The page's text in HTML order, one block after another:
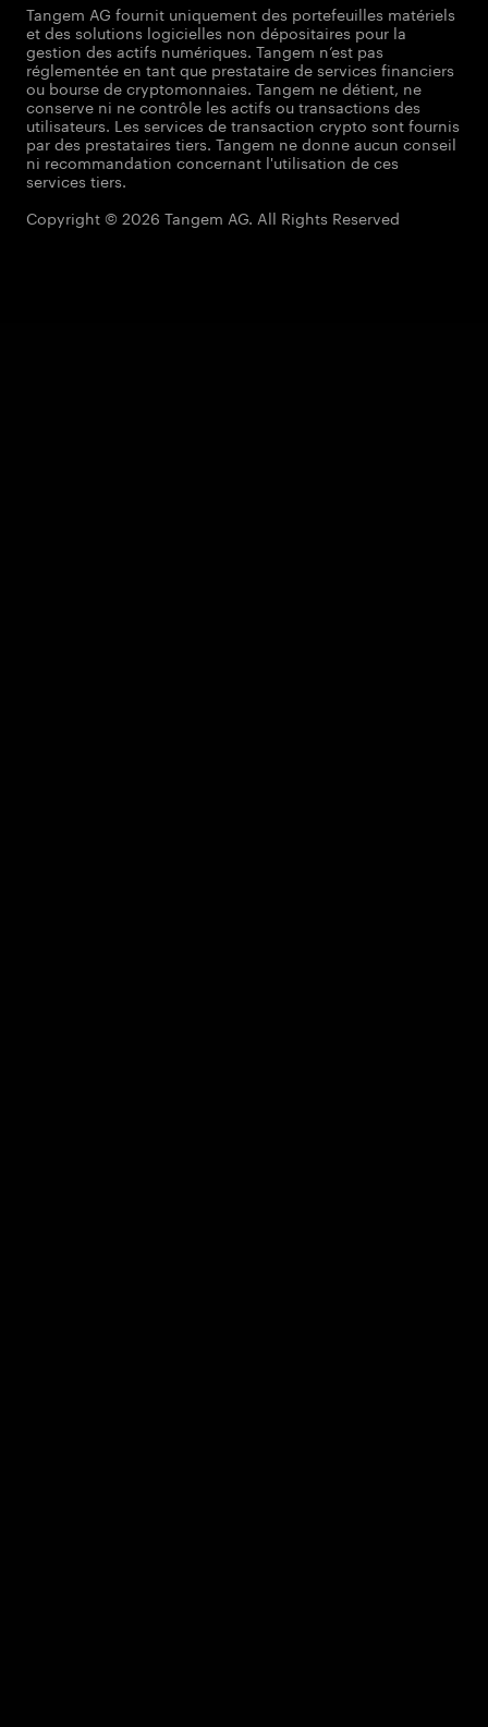
Tangem AG fournit uniquement des portefeuilles matériels
et des solutions logicielles non dépositaires pour la
gestion des actifs numériques. Tangem n’est pas
réglementée en tant que prestataire de services financiers
ou bourse de cryptomonnaies. Tangem ne détient, ne
conserve ni ne contrôle les actifs ou transactions des
utilisateurs. Les services de transaction crypto sont fournis
par des prestataires tiers. Tangem ne donne aucun conseil
ni recommandation concernant l'utilisation de ces
services tiers.